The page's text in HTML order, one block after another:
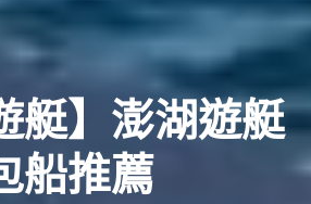
艇】澎湖遊艇
船推薦